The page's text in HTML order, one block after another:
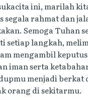
ini, marilah
segala rahmat dan
Semoga Tuhan
setiap langkah,
mengambil
iman serta
menjadi berkat
orang di sekitarmu.